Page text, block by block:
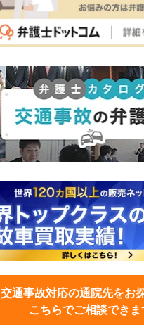
交通事故対応の通院先をお
こちらでご相談できま